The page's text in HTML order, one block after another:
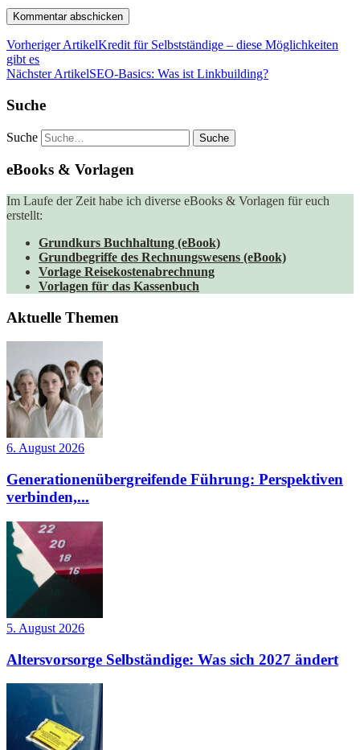
Vorheriger ArtikelKredit für Selbstständige – diese Möglichkeiten
gibt es
Nächster ArtikelSEO-Basics: Was ist Linkbuilding?
Suche
Suche
eBooks & Vorlagen
Im Laufe der Zeit habe ich diverse eBooks & Vorlagen für euch
erstellt:
Grundkurs Buchhaltung (eBook)
Grundbegriffe des Rechnungswesens (eBook)
Vorlage Reisekostenabrechnung
Vorlagen für das Kassenbuch
Aktuelle Themen
6. August 2026
Generationenübergreifende Führung: Perspektiven
verbinden,...
5. August 2026
Altersvorsorge Selbständige: Was sich 2027 ändert